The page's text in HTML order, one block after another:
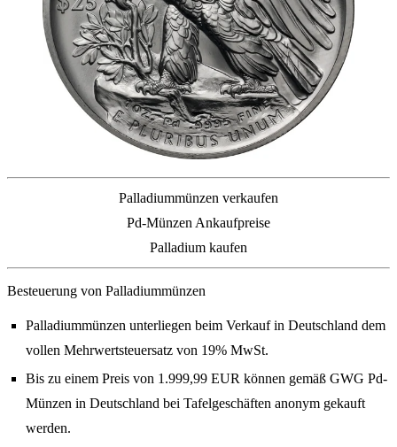
Palladiummünzen verkaufen
Pd-Münzen Ankaufpreise
Palladium kaufen
Besteuerung von Palladiummünzen
Palladiummünzen unterliegen beim Verkauf in Deutschland dem
vollen Mehrwertsteuersatz von 19% MwSt.
Bis zu einem Preis von 1.999,99 EUR können gemäß GWG Pd-
Münzen in Deutschland bei Tafelgeschäften anonym gekauft
werden.